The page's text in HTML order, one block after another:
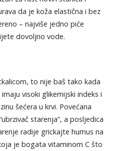
da je koža elastična i bez
– najviše jedno piće
dovoljno vode.
to nije baš tako kada
visoki glikemijski indeks i
šećera u krvi. Povećana
starenja”, a posljedica
radije grickajte humus na
je bogata vitaminom C što